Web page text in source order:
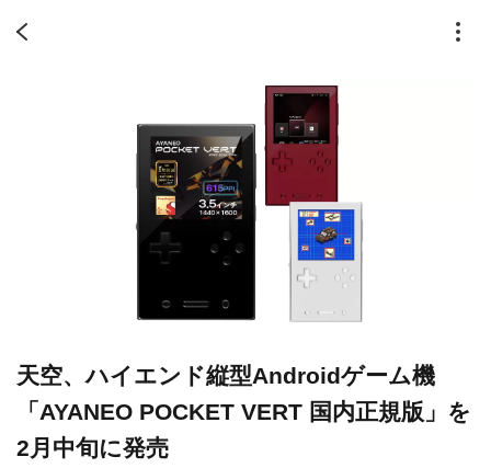
天空、ハイエンド縦型Androidゲーム機
「AYANEO POCKET VERT 国内正規版」を
2月中旬に発売